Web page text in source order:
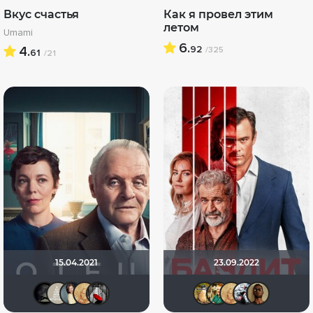
Вкус счастья
Umami
4.61 /21
Как я провел этим
летом
6.92 /325
15.04.2021
xrockx Anastasia_Podkova
Мышь Белая
23.09.2022
Борька